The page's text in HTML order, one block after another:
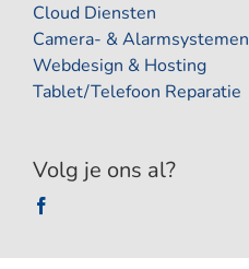
Cloud Diensten
Camera- & Alarmsystemen
Webdesign & Hosting
Tablet/Telefoon Reparatie
Volg je ons al?